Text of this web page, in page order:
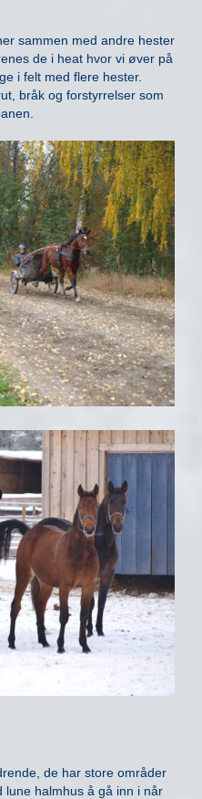
sammen med andre hester
de i heat hvor vi øver på
i felt med flere hester.
bråk og forstyrrelser som
de har store områder
lune halmhus å gå inn i når